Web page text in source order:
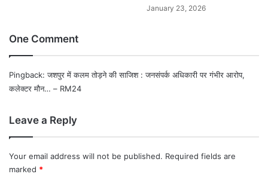
January 23, 2026
One Comment
Pingback:जशपुर में कलम तोड़ने की साजिश : जनसंपर्क अधिकारी पर गंभीर आरोप,
कलेक्टर मौन… – RM24
Leave a Reply
Your email address will not be published. Required fields are
marked *